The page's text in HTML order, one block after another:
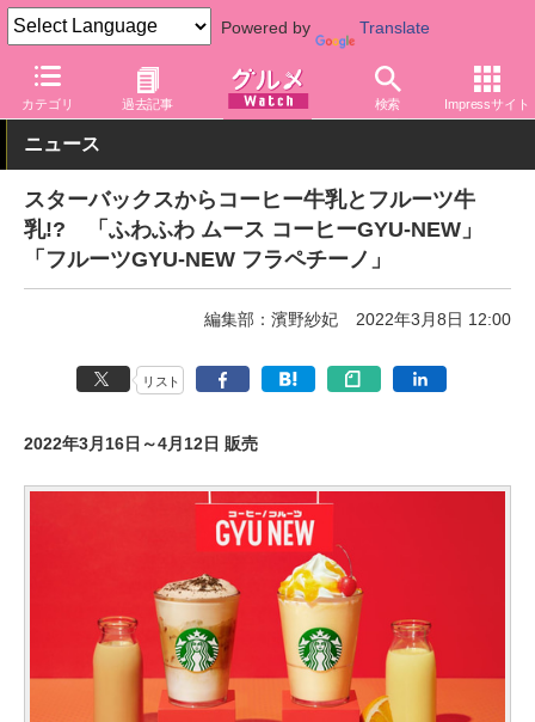
Powered by Translate
カテゴリ 過去記事 検索 Impressサイト
グルメ Watch 店舗 カフェ スターバックス
ニュース
スターバックスからコーヒー牛乳とフルーツ牛
乳!? 「ふわふわ ムース コーヒーGYU-NEW」
「フルーツGYU-NEW フラペチーノ」
編集部：濱野紗妃 2022年3月8日 12:00
リスト
2022年3月16日～4月12日 販売